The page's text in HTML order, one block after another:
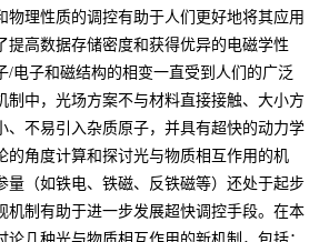
物理性质的调控有助于人们更好地将其应用
提高数据存储密度和获得优异的电磁学性
/电子和磁结构的相变一直受到人们的广泛
制中，光场方案不与材料直接接触、大小方
、不易引入杂质原子，并具有超快的动力学
的角度计算和探讨光与物质相互作用的机
量（如铁电、铁磁、反铁磁等）还处于起步
机制有助于进一步发展超快调控手段。在本